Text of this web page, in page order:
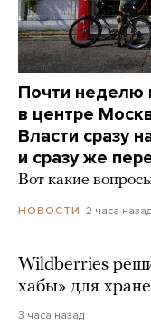
Почти неделю
в центре
Власти сразу
и сразу же
Вот какие
НОВОСТИ 2 часа назад
Wildberries
хабы» для
3 часа назад